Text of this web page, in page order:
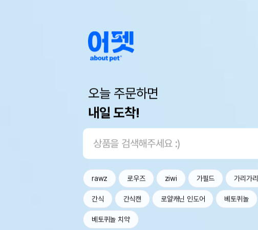
오늘 주문하면
내일 도착!
rawz 로우즈 ziwi 가필드 가리가리
간식 간식캔 로얄캐닌 인도어 베토퀴놀
베토퀴놀 치약